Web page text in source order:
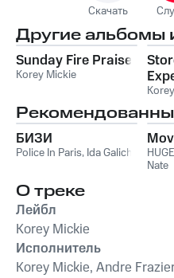
Скачать
Другие альбомы
Sunday Fire Praise
Korey Mickie
БИЗИ
Police In Paris, Ida Galich
Nate
О треке
Лейбл
Korey Mickie
Исполнитель
Korey Mickie, Andre